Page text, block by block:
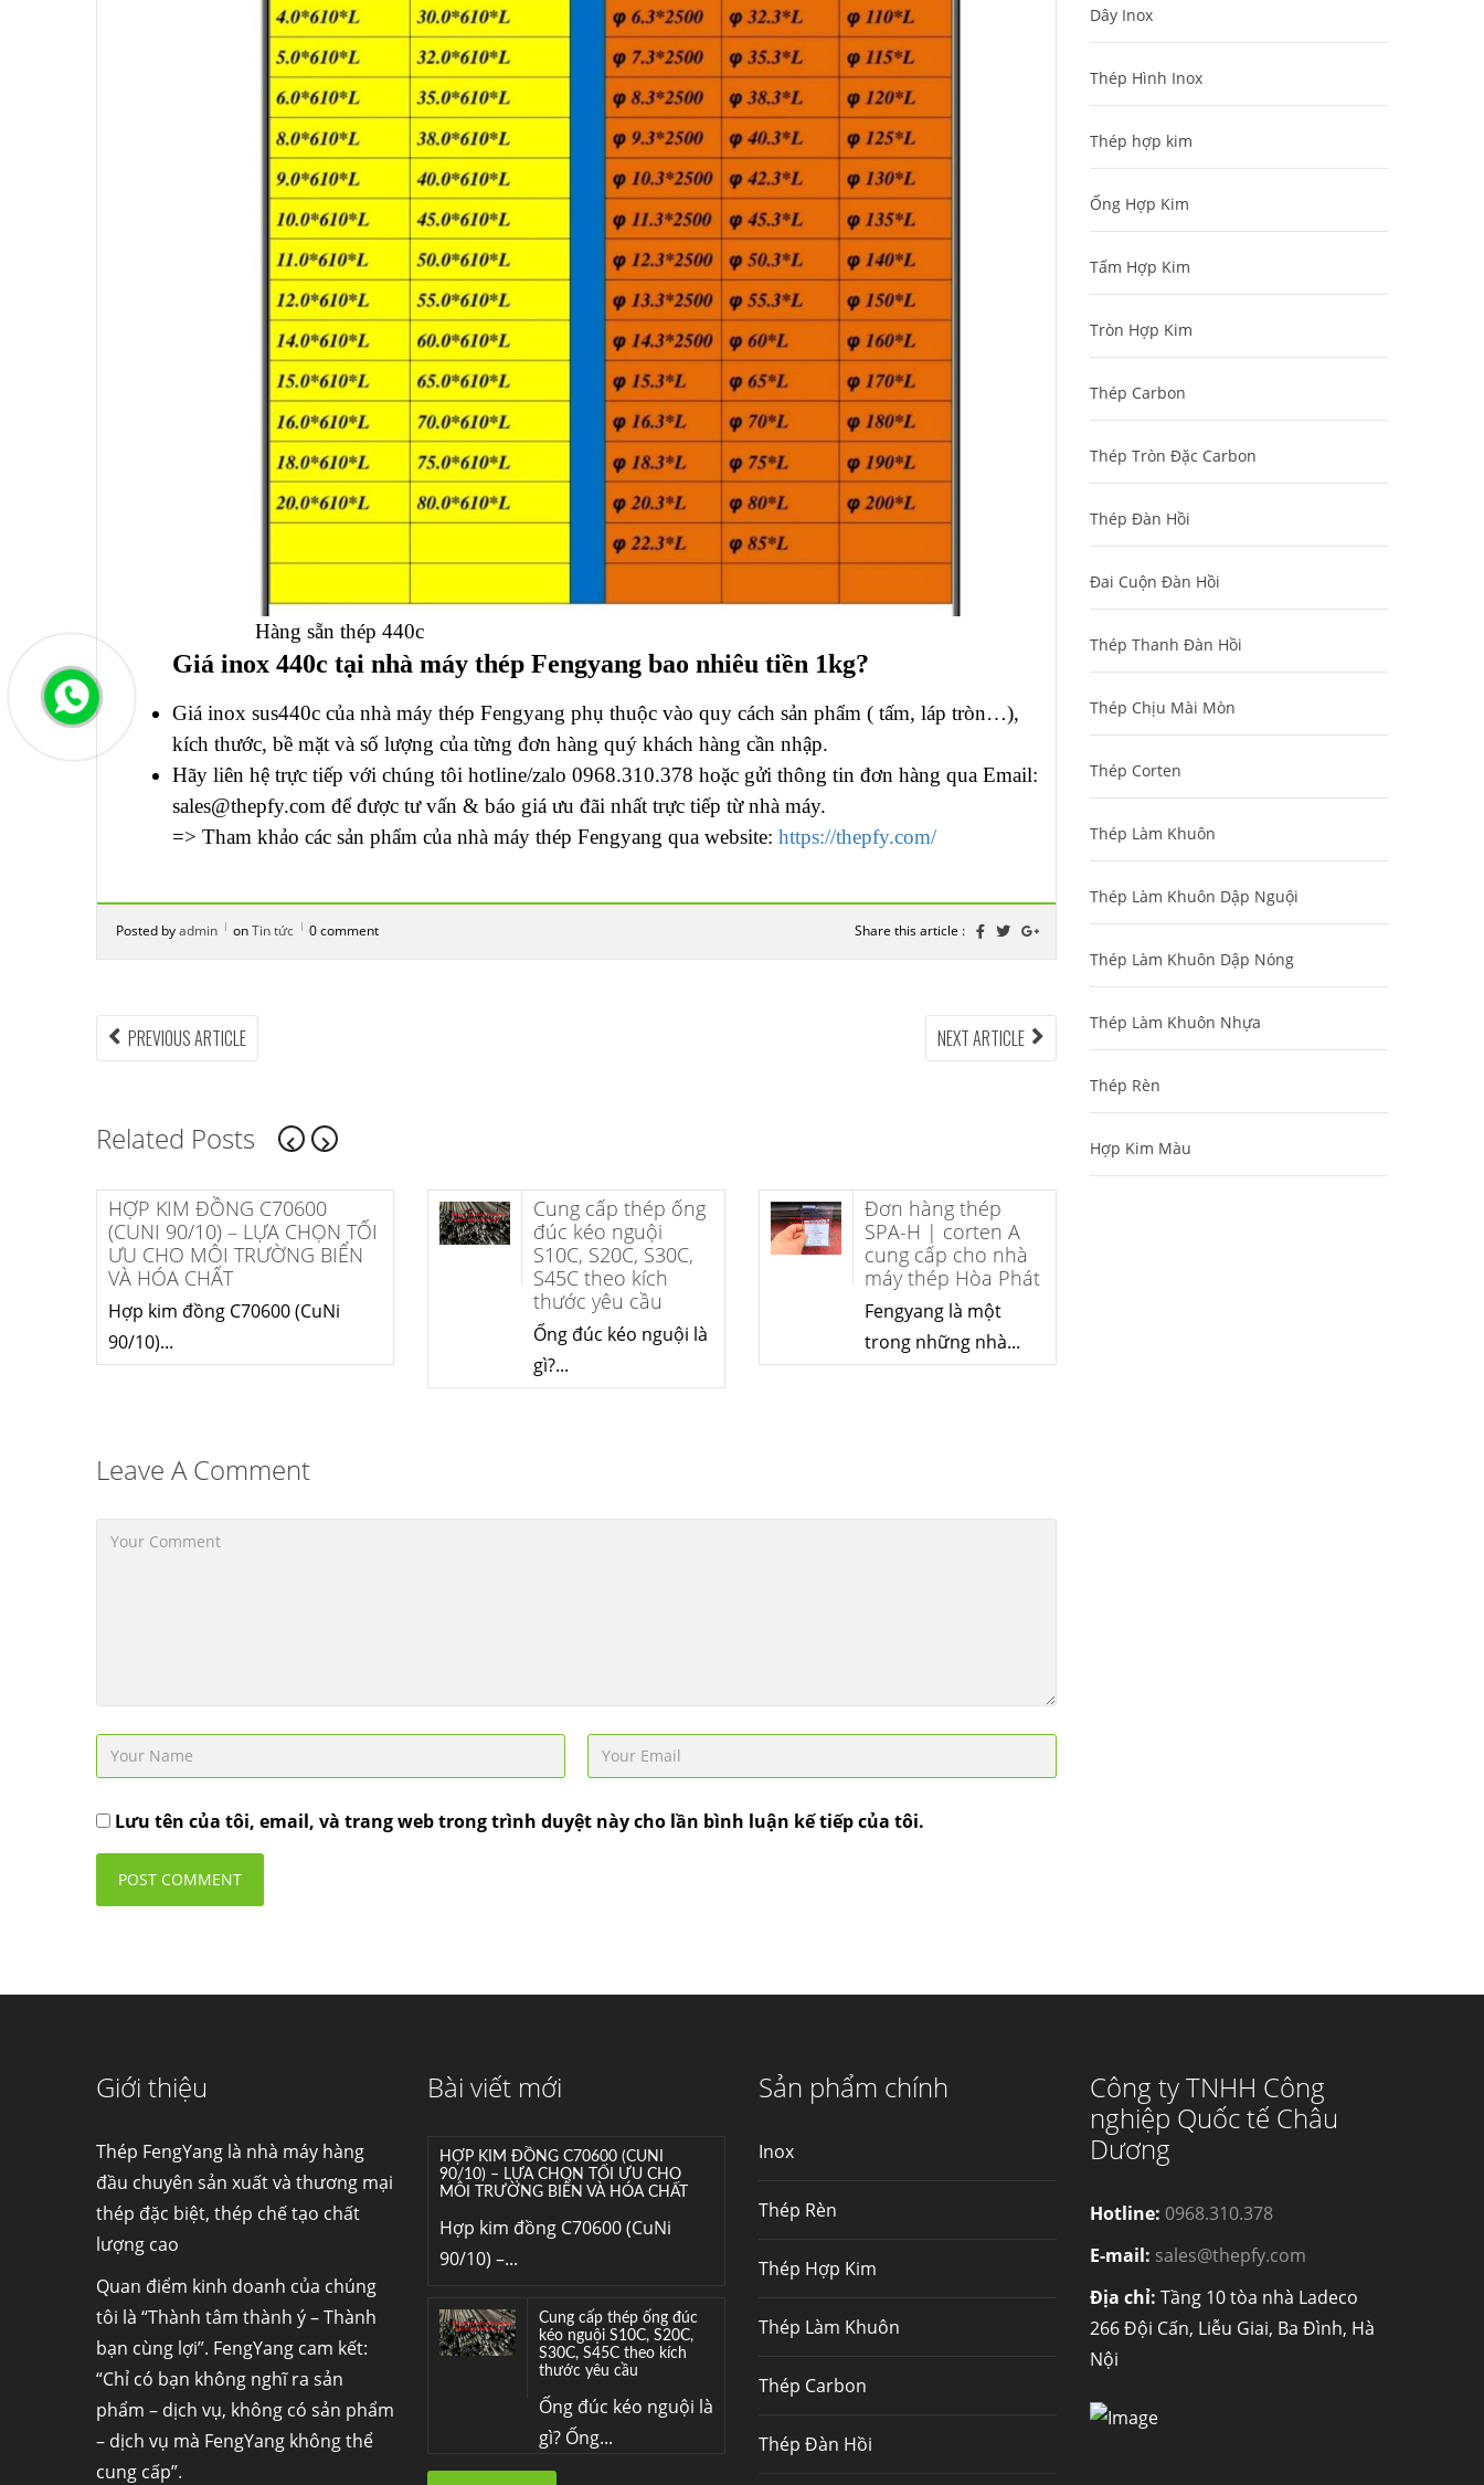
Hàng sẵn thép 440c
Giá inox 440c tại nhà máy thép Fengyang bao nhiêu tiền 1kg?
Giá inox sus440c của nhà máy thép Fengyang phụ thuộc vào quy cách sản phẩm ( tấm, láp tròn…),
kích thước, bề mặt và số lượng của từng đơn hàng quý khách hàng cần nhập.
Hãy liên hệ trực tiếp với chúng tôi hotline/zalo 0968.310.378 hoặc gửi thông tin đơn hàng qua Email:
sales@thepfy.com để được tư vấn & báo giá ưu đãi nhất trực tiếp từ nhà máy.
=> Tham khảo các sản phẩm của nhà máy thép Fengyang qua website: https://thepfy.com/
Posted byadmin onTin tức 0 comment Share this article :
Điều
bài
viết
PREVIOUS ARTICLEPREVIOUS
ARTICLE:
NEXT ARTICLE
ARTICLE:
Related Posts
Mua inox ở đâu
chất lượng giá tốt?
Gọi ngay Thép
Fengyang
Inox (thép không gỉ)
là một...
HỢP KIM ĐỒNG C70600
(CUNI 90/10) – LỰA CHỌN TỐI
ƯU CHO MÔI TRƯỜNG BIỂN
Hợp kim đồng C70600 (CuNi
Cung cấp thép ống
đúc kéo nguội
S10C, S20C, S30C,
S45C theo kích
thước yêu cầu
Ống đúc kéo nguội là
gì?...
Leave A Comment
Lưu tên của tôi, email, và trang web trong trình duyệt này cho lần bình luận kế tiếp của tôi.
Dây Inox
Thép Hình Inox
Thép hợp kim
Ống Hợp Kim
Tấm Hợp Kim
Tròn Hợp Kim
Thép Carbon
Thép Tròn Đặc Carbon
Thép Đàn Hồi
Đai Cuộn Đàn Hồi
Thép Thanh Đàn Hồi
Thép Chịu Mài Mòn
Thép Corten
Thép Làm Khuôn
Thép Làm Khuôn Dập Nguội
Thép Làm Khuôn Dập Nóng
Thép Làm Khuôn Nhựa
Thép Rèn
Hợp Kim Màu
Giới thiệu
Thép FengYang là nhà máy hàng
đầu chuyên sản xuất và thương mại
thép đặc biệt, thép chế tạo chất
lượng cao
Quan điểm kinh doanh của chúng
tôi là “Thành tâm thành ý – Thành
bạn cùng lợi”. FengYang cam kết:
“Chỉ có bạn không nghĩ ra sản
phẩm – dịch vụ, không có sản phẩm
– dịch vụ mà FengYang không thể
cung cấp”.
Bài viết mới
Fengyang là một
trong những nhà
Inox (thép không gỉ)
HỢP KIM ĐỒNG C70600 (CUNI
90/10) – LỰA CHỌN TỐI ƯU CHO
MÔI TRƯỜNG BIỂN VÀ HÓA CHẤT
Hợp kim đồng C70600 (CuNi
90/10) –...
Cung cấp thép ống đúc
kéo nguội S10C, S20C,
S30C, S45C theo kích
thước yêu cầu
Ống đúc kéo nguội là
gì? Ống...
Sản phẩm chính
Inox
Thép Rèn
Thép Hợp Kim
Thép Làm Khuôn
Thép Carbon
Thép Đàn Hồi
Công ty TNHH Công
nghiệp Quốc tế Châu
Dương
Hotline: 0968.310.378
E-mail: sales@thepfy.com
Địa chỉ: Tầng 10 tòa nhà Ladeco
266 Đội Cấn, Liễu Giai, Ba Đình, Hà
Nội